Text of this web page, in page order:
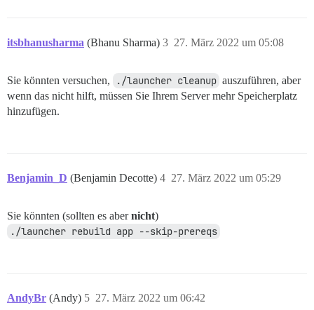
itsbhanusharma (Bhanu Sharma) 27. März 2022 um 05:08
3
Sie könnten versuchen, ./launcher cleanup auszuführen, aber
wenn das nicht hilft, müssen Sie Ihrem Server mehr Speicherplatz
hinzufügen.
Benjamin_D (Benjamin Decotte) 27. März 2022 um 05:29
4
Sie könnten (sollten es abernicht)
./launcher rebuild app --skip-prereqs
AndyBr (Andy) 27. März 2022 um 06:42
5